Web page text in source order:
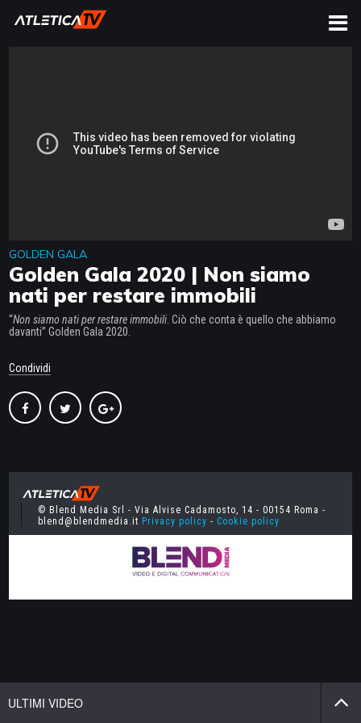
CERCA
GOLDEN GALA
Golden Gala 2020 | Non siamo
nati per restare immobili
“Non siamo nati per restare immobili. Ciò che conta è quello che abbiamo
davanti” Golden Gala 2020.
Condividi
© Blend Media Srl - Via Alvise Cadamosto, 14 - 00154 Roma -
blend@blendmedia.it Privacy policy - Cookie policy